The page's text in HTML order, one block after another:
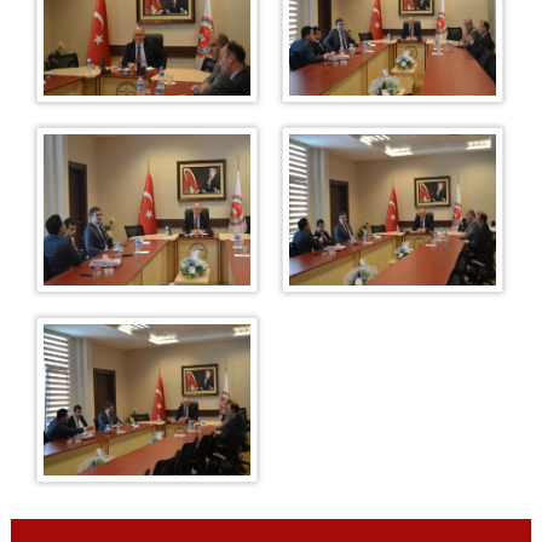
VEZNE VE ÖNBÜRO
AYIRMA VE TETKİK BÜROSU
DAVA DAİRELERİ
2 İDARİ DAVA DAİRESİ
3. İDARİ DAVA DAİRESİ
4. İDARİ DAVA DAİRESİ
5. İDARİ DAVA DAİRESİ
6. İDARİ DAVA DAİRESİ
7. İDARİ DAVA DAİRESİ
8. İDARİ DAVA DAİRESİ
9. İDARİ DAVA DAİRESİ
1. VERGİ DAVA DAİRESİ
2. VERGİ DAVA DAİRESİ
İLK DERECE MAHKEMELERİMİZ
GAZİANTEP